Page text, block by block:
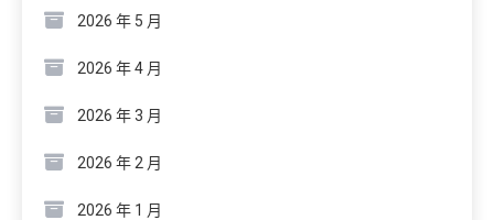
2026 年 5 月
2026 年 4 月
2026 年 3 月
2026 年 2 月
2026 年 1 月